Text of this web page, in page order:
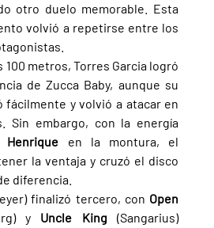
otro duelo memorable. Esta
volvió a repetirse entre los
100 metros, Torres Garcia logró
de Zucca Baby, aunque su
fácilmente y volvió a atacar en
Sin embargo, con la energía
Henrique en la montura, el
la ventaja y cruzó el disco
diferencia.
finalizó tercero, con Open
y Uncle King (Sangarius)